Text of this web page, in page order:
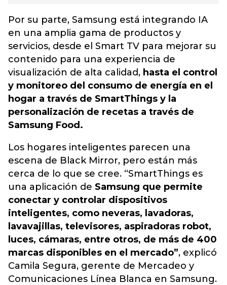
Por su parte, Samsung está integrando IA
en una amplia gama de productos y
servicios, desde el Smart TV para mejorar su
contenido para una experiencia de
visualización de alta calidad, hasta el control
y monitoreo del consumo de energía en el
hogar a través de SmartThings y la
personalización de recetas a través de
Samsung Food.
Los hogares inteligentes parecen una
escena de Black Mirror, pero están más
cerca de lo que se cree. “SmartThings es
una aplicación de Samsung que permite
conectar y controlar dispositivos
inteligentes, como neveras, lavadoras,
lavavajillas, televisores, aspiradoras robot,
luces, cámaras, entre otros, de más de 400
marcas disponibles en el mercado”, explicó
Camila Segura, gerente de Mercadeo y
Comunicaciones Línea Blanca en Samsung.